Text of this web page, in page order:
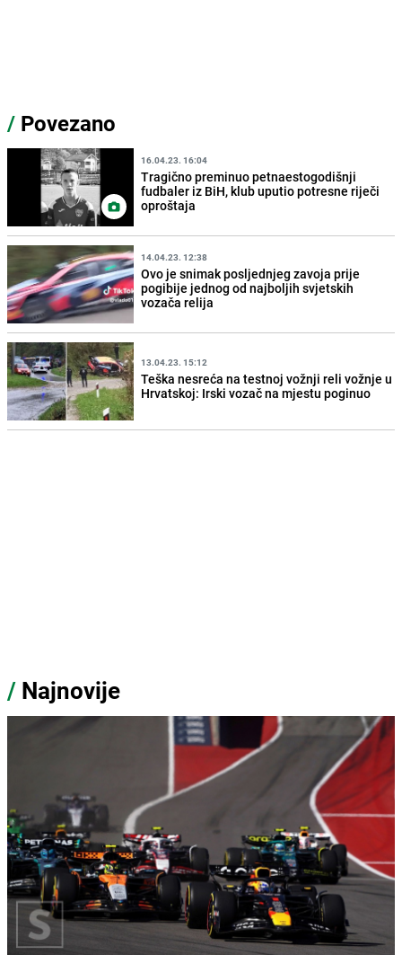
/ Povezano
16.04.23. 16:04
Tragično preminuo petnaestogodišnji
fudbaler iz BiH, klub uputio potresne riječi
oproštaja
14.04.23. 12:38
Ovo je snimak posljednjeg zavoja prije
pogibije jednog od najboljih svjetskih
vozača relija
13.04.23. 15:12
Teška nesreća na testnoj vožnji reli vožnje u
Hrvatskoj: Irski vozač na mjestu poginuo
/ Najnovije